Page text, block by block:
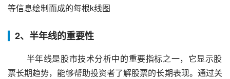
等信息绘制而成的每根k线图
2、半年线的重要性
票长期趋势，能够帮助投资者了解股票的长期表现。通过关